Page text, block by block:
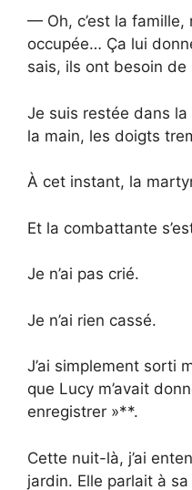
— Oh, c’est la famille,
occupée… Ça lui
sais, ils ont besoin de
Je suis restée dans
la main, les doigts
À cet instant, la
Et la combattante
Je n’ai pas crié.
Je n’ai rien cassé.
J’ai simplement sorti
que Lucy m’avait
enregistrer »**.
Cette nuit-là, j’ai
jardin. Elle parlait à sa